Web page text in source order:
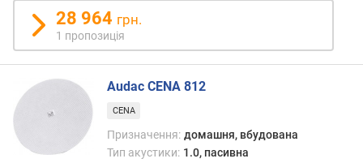
т
28 964 грн.
1 пропозиція
Audac CENA 812
CENA
Призначення: домашня, вбудована
Тип акустики: 1.0, пасивна